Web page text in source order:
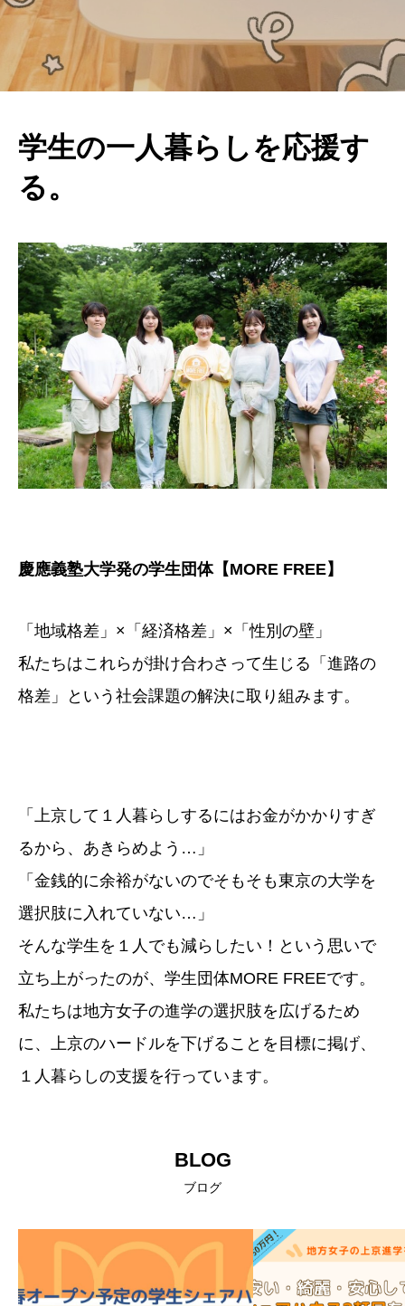
学生の一人暮らしを応援す
る。
慶應義塾大学発の学生団体【MORE FREE】
「地域格差」×「経済格差」×「性別の壁」
私たちはこれらが掛け合わさって生じる「進路の
格差」という社会課題の解決に取り組みます。
「上京して１人暮らしするにはお金がかかりすぎ
るから、あきらめよう…」
「金銭的に余裕がないのでそもそも東京の大学を
選択肢に入れていない…」
そんな学生を１人でも減らしたい！という思いで
立ち上がったのが、学生団体MORE FREEです。
私たちは地方女子の進学の選択肢を広げるため
に、上京のハードルを下げることを目標に掲げ、
１人暮らしの支援を行っています。
BLOG
ブログ